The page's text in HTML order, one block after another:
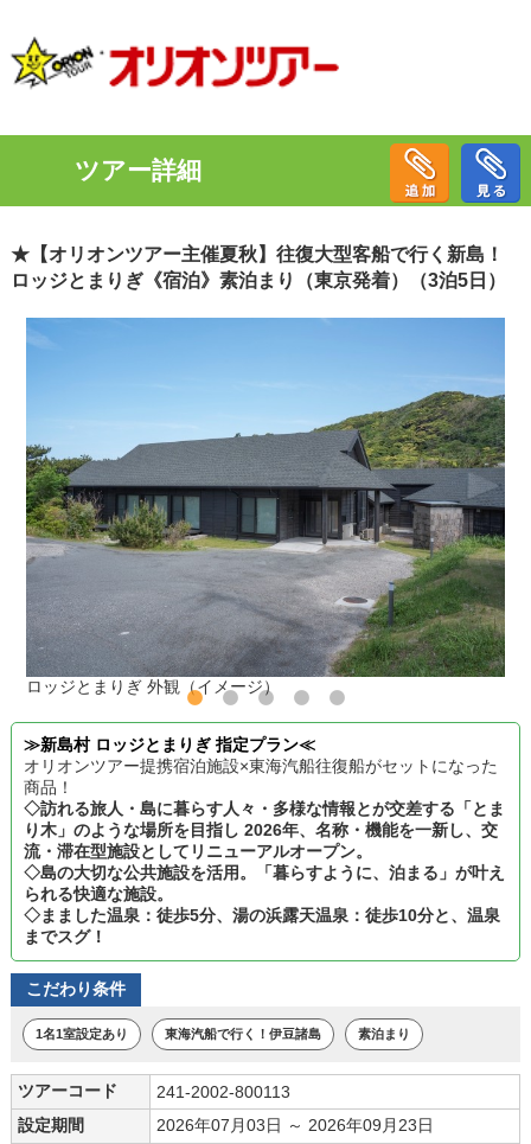
ツアー詳細
★【オリオンツアー主催夏秋】往復大型客船で行く新島！
ロッジとまりぎ《宿泊》素泊まり（東京発着）（3泊5日）
ロッジとまりぎ 外観（イメージ）
≫新島村 ロッジとまりぎ 指定プラン≪
オリオンツアー提携宿泊施設×東海汽船往復船がセットになった
商品！
◇訪れる旅人・島に暮らす人々・多様な情報とが交差する「とま
り木」のような場所を目指し 2026年、名称・機能を一新し、交
流・滞在型施設としてリニューアルオープン。
◇島の大切な公共施設を活用。「暮らすように、泊まる」が叶え
られる快適な施設。
◇まました温泉：徒歩5分、湯の浜露天温泉：徒歩10分と、温泉
までスグ！
こだわり条件
1名1室設定あり 東海汽船で行く！伊豆諸島 素泊まり
ツアーコード
241-2002-800113
設定期間
2026年07月03日 ～ 2026年09月23日